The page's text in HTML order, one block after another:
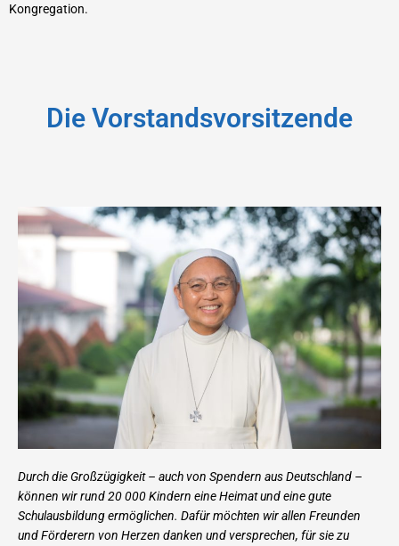
Kongregation.
Die Vorstandsvorsitzende
Durch die Großzügigkeit – auch von Spendern aus Deutschland –
können wir rund 20 000 Kindern eine Heimat und eine gute
Schulausbildung ermöglichen. Dafür möchten wir allen Freunden
und Förderern von Herzen danken und versprechen, für sie zu